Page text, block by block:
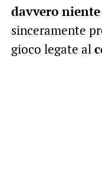
davvero
sinceramente
gioco legate al